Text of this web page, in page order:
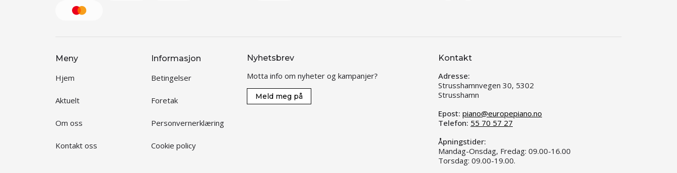
Meny
Hjem
Aktuelt
Om oss
Kontakt oss
Informasjon
Betingelser
Foretak
Personvernerklæring
Cookie policy
Nyhetsbrev
Motta info om nyheter og kampanjer?
Meld meg på
Kontakt
Adresse:
Strusshamnvegen 30, 5302
Strusshamn
Epost: piano@europepiano.no
Telefon: 55 70 57 27
Åpningstider:
Mandag-Onsdag, Fredag: 09.00-16.00
Torsdag: 09.00-19.00.